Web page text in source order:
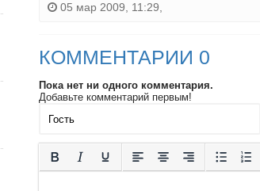
05 мар 2009, 11:29,
КОММЕНТАРИИ 0
Пока нет ни одного комментария.
Добавьте комментарий первым!